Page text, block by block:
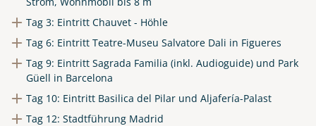
Tag 3: Eintritt Chauvet - Höhle
Tag 6: Eintritt Teatre-Museu Salvatore Dali in Figueres
Tag 9: Eintritt Sagrada Familia (inkl. Audioguide) und Park
Güell in Barcelona
Tag 10: Eintritt Basilica del Pilar und Aljafería-Palast
Tag 12: Stadtführung Madrid